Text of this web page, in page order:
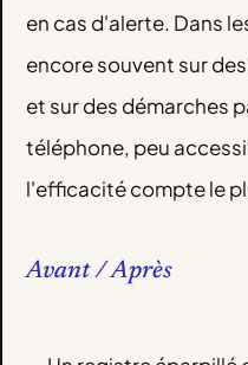
en cas d'alerte. Dans
encore souvent sur
et sur des démarches
téléphone, peu
l'efficacité compte le
Avant / Après